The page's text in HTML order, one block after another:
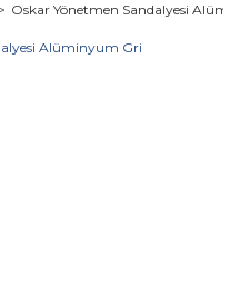
Oskar Yönetmen Sandalyesi